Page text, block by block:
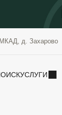
д. Захарово
УСЛУГИ